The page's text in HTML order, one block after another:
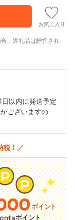
お気に入り
、返礼品は贈答され
以内に発送予定
ございますの
税！／